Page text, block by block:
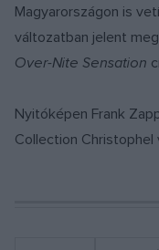
Magyarországon is
változatban jelent
Over-Nite Sensation
Nyitóképen Frank
Collection Christophel